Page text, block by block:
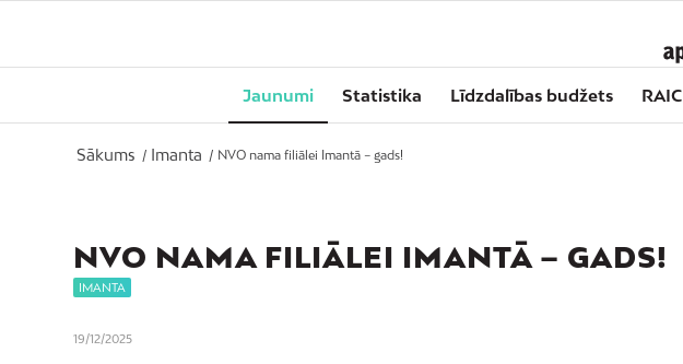
Jaunumi Statistika Līdzdalības budžets RAIC
Sākums / Imanta / NVO nama filiālei Imantā – gads!
NVO NAMA FILIĀLEI IMANTĀ – GADS!
IMANTA
19/12/2025